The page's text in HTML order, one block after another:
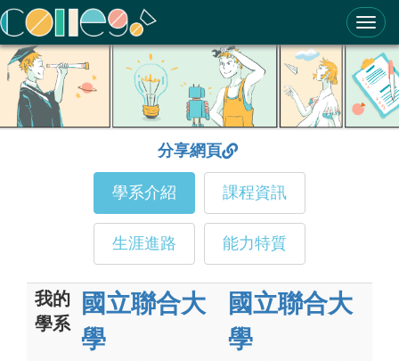
ColleGo! 大學選才與高中育才輔助系統
分享網頁
學系介紹 課程資訊
生涯進路 能力特質
我的
學系
國立聯合大
學
國立聯合大
學